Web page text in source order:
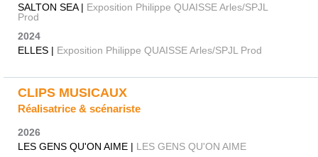
SALTON SEA | Exposition Philippe QUAISSE Arles/SPJL
Prod
2024
ELLES | Exposition Philippe QUAISSE Arles/SPJL Prod
CLIPS MUSICAUX
Réalisatrice & scénariste
2026
LES GENS QU'ON AIME | LES GENS QU'ON AIME